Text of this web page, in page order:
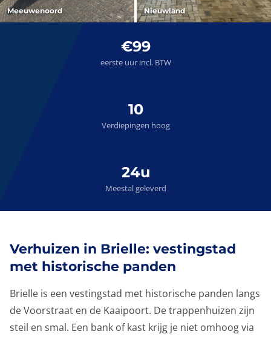
Meeuwenoord Nieuwland
€99
eerste uur incl. BTW
10
Verdiepingen hoog
24u
Meestal geleverd
Verhuizen in Brielle: vestingstad
met historische panden
Brielle is een vestingstad met historische panden langs
de Voorstraat en de Kaaipoort. De trappenhuizen zijn
steil en smal. Een bank of kast krijg je niet omhoog via